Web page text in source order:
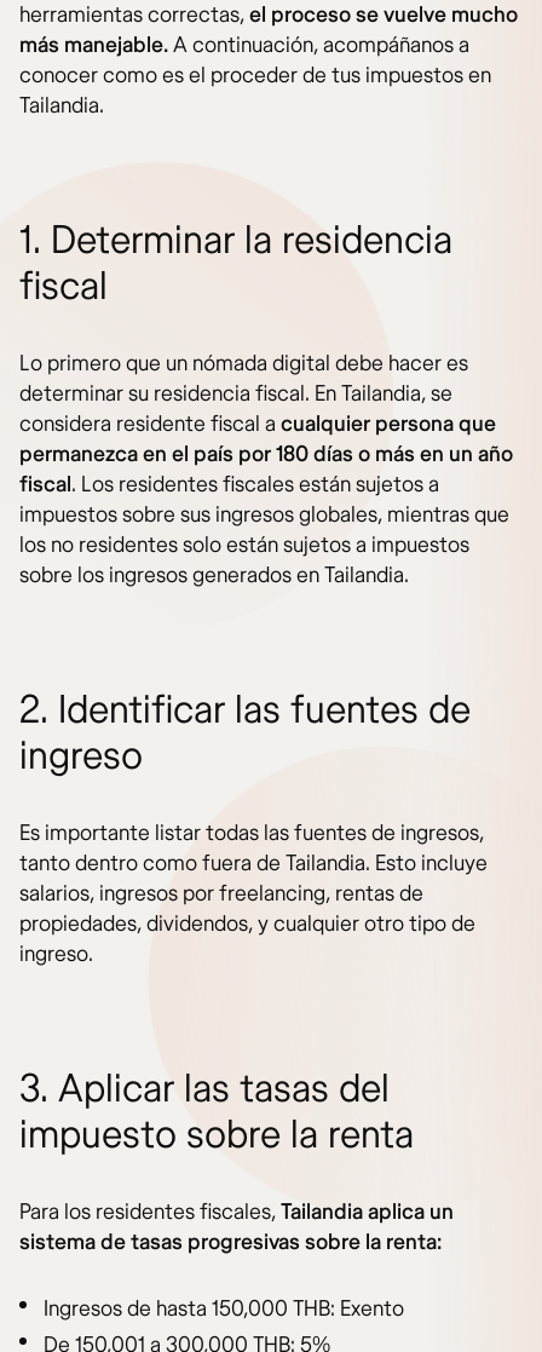
herramientas correctas,el proceso se vuelve mucho
más manejable.A continuación, acompáñanos a
conocer como es el proceder de tus impuestos en
Tailandia.
1. Determinar la residencia
fiscal
Lo primero que un nómada digital debe hacer es
determinar su residencia fiscal. En Tailandia, se
considera residente fiscal a cualquier persona que
permanezca en el país por 180 días o más en un año
fiscal. Los residentes fiscales están sujetos a
impuestos sobre sus ingresos globales, mientras que
los no residentes solo están sujetos a impuestos
sobre los ingresos generados en Tailandia.
2. Identificar las fuentes de
ingreso
Es importante listar todas las fuentes de ingresos,
tanto dentro como fuera de Tailandia. Esto incluye
salarios, ingresos por freelancing, rentas de
propiedades, dividendos, y cualquier otro tipo de
ingreso.
3. Aplicar las tasas del
impuesto sobre la renta
Para los residentes fiscales,Tailandia aplica un
sistema de tasas progresivas sobre la renta:
Ingresos de hasta 150,000 THB: Exento
De 150,001 a 300,000 THB: 5%